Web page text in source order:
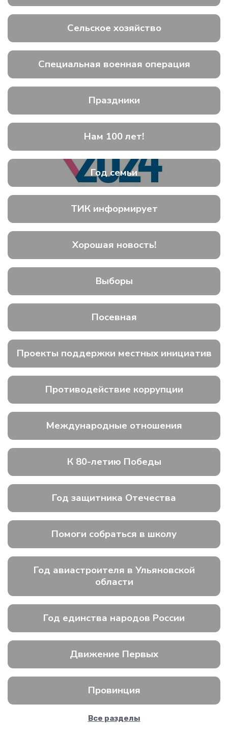
Сельское хозяйство
Специальная военная операция
Праздники
Нам 100 лет!
Год семьи
ТИК информирует
Хорошая новость!
Выборы
Посевная
Проекты поддержки местных инициатив
Противодействие коррупции
Международные отношения
К 80-летию Победы
Год защитника Отечества
Помоги собраться в школу
Год авиастроителя в Ульяновской
области
Год единства народов России
Движение Первых
Провинция
Все разделы